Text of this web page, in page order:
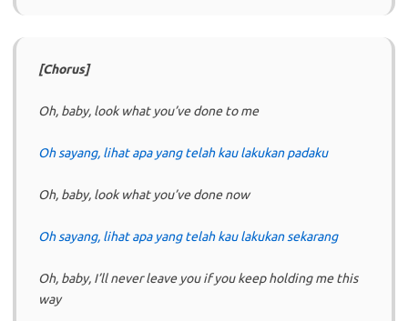
[Chorus]
Oh, baby, look what you’ve done to me
Oh sayang, lihat apa yang telah kau lakukan padaku
Oh, baby, look what you’ve done now
Oh sayang, lihat apa yang telah kau lakukan sekarang
Oh, baby, I’ll never leave you if you keep holding me this
way